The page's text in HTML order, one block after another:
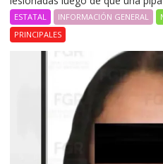
ESTATAL INFORMACIÓN GENERAL
PRINCIPALES